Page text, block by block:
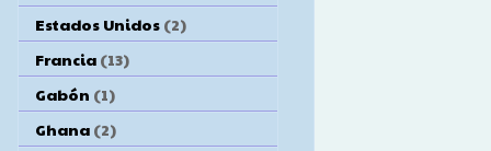
Estados Unidos (2)
Francia (13)
Gabón (1)
Ghana (2)